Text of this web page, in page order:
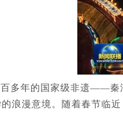
多年的国家级非遗——秦
浪漫意境。随着春节临